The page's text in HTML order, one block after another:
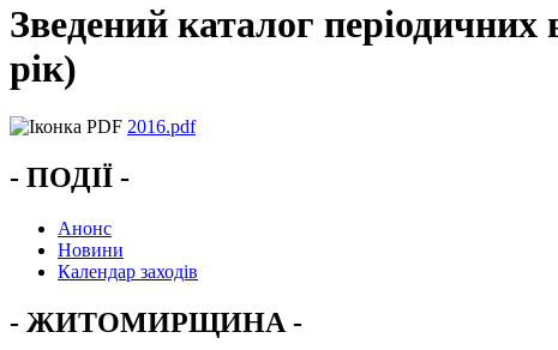
Зведений каталог
рік)
2016.pdf
- ПОДІЇ -
Анонс
Новини
Календар заходів
- ЖИТОМИРЩИНА -